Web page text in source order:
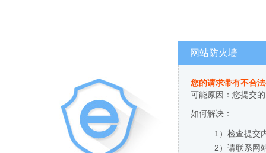
网站防火墙
您的请求带有不合
可能原因：您提交
如何解决：
1）检查提交
2）请联系网